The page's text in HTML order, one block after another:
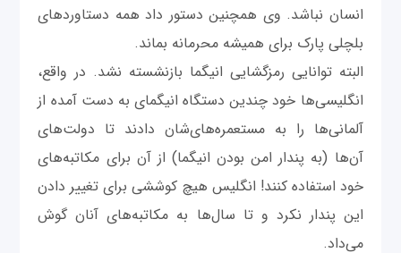
انسان نباشد. وی همچنین دستور داد همه دستاوردهای
بلچلی پارک برای همیشه محرمانه بماند.
البته توانایی رمزگشایی انیگما بازنشسته نشد. در واقع،
انگلیسی‌ها خود چندین دستگاه انیگمای به دست آمده از
آلمانی‌ها را به مستعمره‌های‌شان دادند تا دولت‌های
آن‌ها (به پندار امن بودن انیگما) از آن برای مکاتبه‌های
خود استفاده کنند! انگلیس هیچ کوششی برای تغییر دادن
این پندار نکرد و تا سال‌ها به مکاتبه‌های آنان گوش
می‌داد.